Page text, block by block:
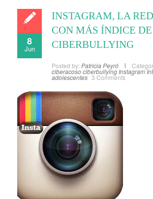
8
Jun
INSTAGRAM, LA
CON MÁS ÍNDICE DE
CIBERBULLYING
Posted by: Patricia Peyró
ciberacosociberbullying Instagram
adolescentes 3 Comments